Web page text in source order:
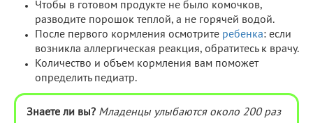
Чтобы в готовом продукте не было комочков,
разводите порошок теплой, а не горячей водой.
После первого кормления осмотрите ребенка: если
возникла аллергическая реакция, обратитесь к врачу.
Количество и объем кормления вам поможет
определить педиатр.
Знаете ли вы? Младенцы улыбаются около 200 раз